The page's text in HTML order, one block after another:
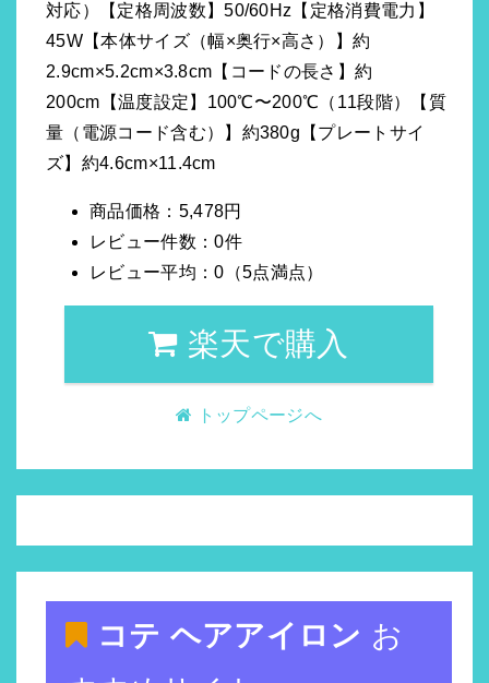
対応）【定格周波数】50/60Hz【定格消費電力】
45W【本体サイズ（幅×奥行×高さ）】約
2.9cm×5.2cm×3.8cm【コードの長さ】約
200cm【温度設定】100℃〜200℃（11段階）【質
量（電源コード含む）】約380g【プレートサイ
ズ】約4.6cm×11.4cm
商品価格：5,478円
レビュー件数：0件
レビュー平均：0（5点満点）
楽天で購入
トップページへ
コテ ヘアアイロン お